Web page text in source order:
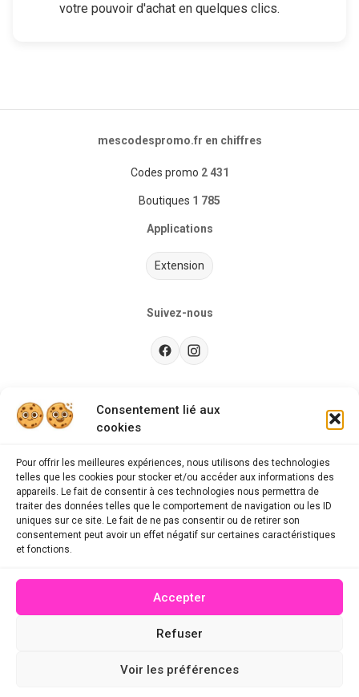
Consentement lié aux
cookies
Pour offrir les meilleures expériences, nous utilisons des technologies
telles que les cookies pour stocker et/ou accéder aux informations des
appareils. Le fait de consentir à ces technologies nous permettra de
traiter des données telles que le comportement de navigation ou les ID
uniques sur ce site. Le fait de ne pas consentir ou de retirer son
consentement peut avoir un effet négatif sur certaines caractéristiques
et fonctions.
Accepter
Refuser
Voir les préférences
votre pouvoir d'achat en quelques clics.
mescodespromo.fr en chiffres
Codes promo 2 431
Boutiques 1 785
Applications
Extension
Suivez-nous
FAQ
Mentions légales
Politique de confidentialité
Contact